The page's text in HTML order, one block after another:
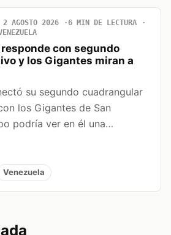
2 AGOSTO 2026
6 MIN DE LECTURA
con segundo
y los Gigantes miran a
su segundo cuadrangular
los Gigantes de San
podría ver en él una…
Venezuela